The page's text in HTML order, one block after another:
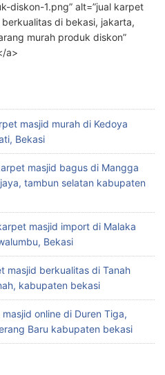
diskon-1.png” alt=”jual karpet
di bekasi, jakarta,
murah produk diskon”
a>
masjid murah di Kedoya
Bekasi
masjid bagus di Mangga
tambun selatan kabupaten
masjid import di Malaka
Bekasi
berkualitas di Tanah
kabupaten bekasi
online di Duren Tiga,
Baru kabupaten bekasi